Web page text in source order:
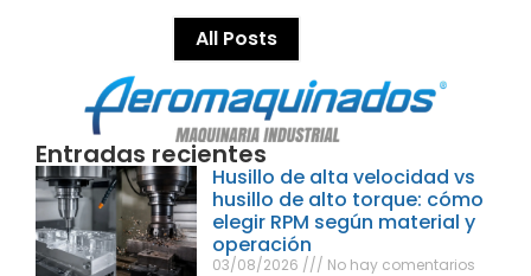
All Posts
Entradas recientes
Husillo de alta velocidad vs
husillo de alto torque: cómo
elegir RPM según material y
operación
03/08/2026 No hay comentarios